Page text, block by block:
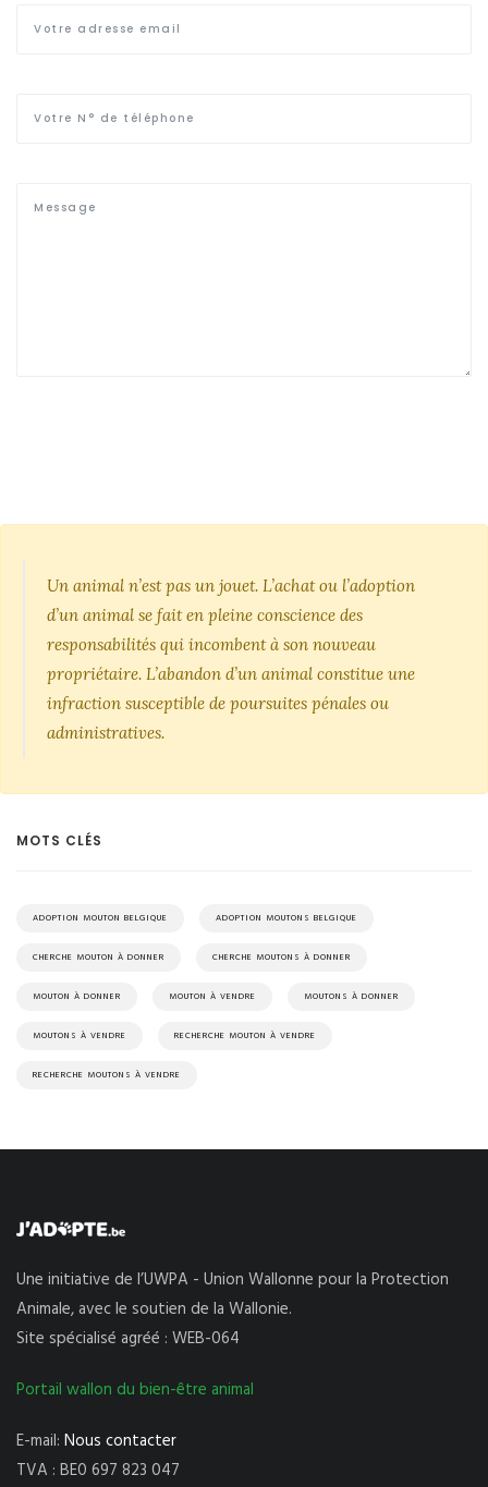
Un animal n’est pas un jouet. L’achat ou l’adoption
d’un animal se fait en pleine conscience des
responsabilités qui incombent à son nouveau
propriétaire. L’abandon d’un animal constitue une
infraction susceptible de poursuites pénales ou
administratives.
MOTS CLÉS
ADOPTION MOUTON BELGIQUE ADOPTION MOUTONS BELGIQUE
CHERCHE MOUTON À DONNER CHERCHE MOUTONS À DONNER
MOUTON À DONNER MOUTON À VENDRE MOUTONS À DONNER
MOUTONS À VENDRE RECHERCHE MOUTON À VENDRE
RECHERCHE MOUTONS À VENDRE
Une initiative de l’UWPA - Union Wallonne pour la Protection
Animale, avec le soutien de la Wallonie.
Site spécialisé agréé : WEB-064
Portail wallon du bien-être animal
E-mail: Nous contacter
TVA : BE0 697 823 047